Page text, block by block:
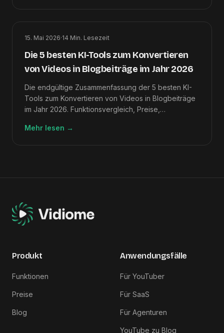
15. Mai 2026·14 Min. Lesezeit
Die 5 besten KI-Tools zum Konvertieren
von Videos in Blogbeiträge im Jahr 2026
Die endgültige Zusammenfassung der 5 besten KI-
Tools zum Konvertieren von Videos in Blogbeiträge
im Jahr 2026. Funktionsvergleich, Preise,
Mehr lesen →
Produkt
Funktionen
Preise
Blog
Anwendungsfälle
Für YouTuber
Für SaaS
Für Agenturen
YouTube zu Blog